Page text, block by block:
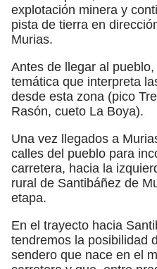
explotación minera y
pista de tierra en
Murias.
Antes de llegar al
temática que interpreta
desde esta zona (pico
Rasón, cueto La Boya).
Una vez llegados a
calles del pueblo para
carretera, hacia la
rural de Santibáñez de
etapa.
En el trayecto hacia
tendremos la posibilidad
sendero que nace en el